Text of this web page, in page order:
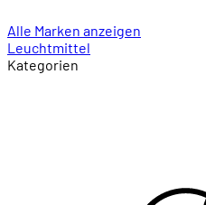
Alle Marken anzeigen
Leuchtmittel
Kategorien